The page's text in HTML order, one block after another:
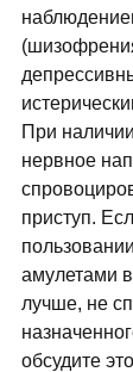
При
нервное
приступ.
амулетами
лучше, не
обсудите